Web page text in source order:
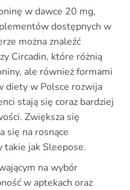
w dawce 20 mg,
dostępnych w
można znaleźć
Circadin, które różnią
ale również formami
diety w Polsce rozwija
stają się coraz bardziej
Zwiększa się
się na rosnące
takie jak Sleepose.
na wybór
w aptekach oraz